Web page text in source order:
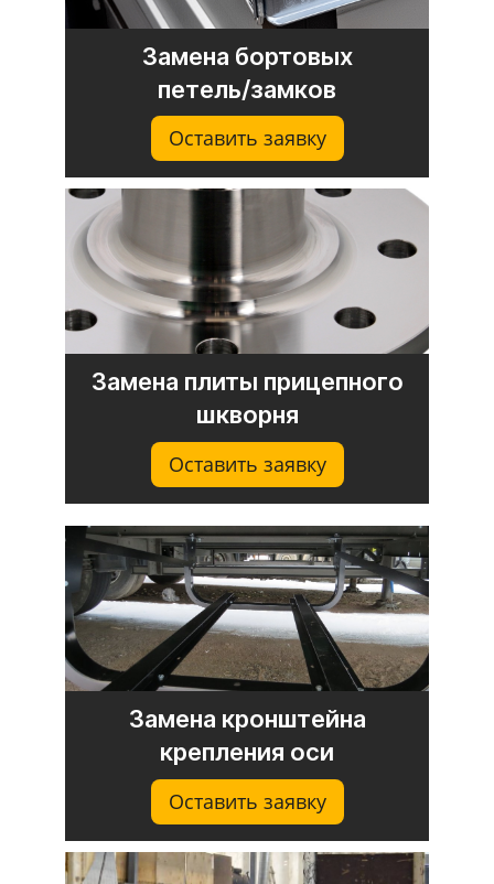
Замена бортовых
петель/замков
Оставить заявку
Замена плиты прицепного
шкворня
Оставить заявку
Замена кронштейна
крепления оси
Оставить заявку